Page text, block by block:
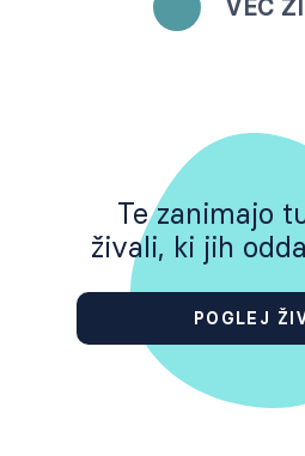
VEČ
Te zanimajo
živali, ki jih
POGLEJ